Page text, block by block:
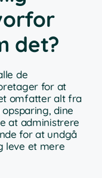
det?
de
for at
omfatter alt fra
dine
at administrere
for at undgå
leve et mere